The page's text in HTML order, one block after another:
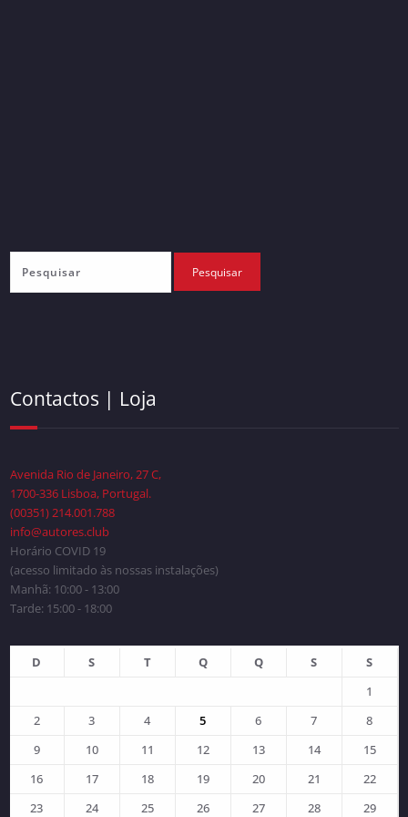
Contactos | Loja
Avenida Rio de Janeiro, 27 C,
1700-336 Lisboa, Portugal.
(00351) 214.001.788
info@autores.club
Horário COVID 19
(acesso limitado às nossas instalações)
Manhã: 10:00 - 13:00
Tarde: 15:00 - 18:00
D S T Q Q S
S
1
2
3 4 5 6 7
8
9
10 11 12 13 14
15
16
17 18 19 20 21
22
23
24 25 26 27 28 29